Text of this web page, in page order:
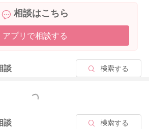
相談はこちら
アプリで相談する
談 検索する
もっと見る
談 検索する